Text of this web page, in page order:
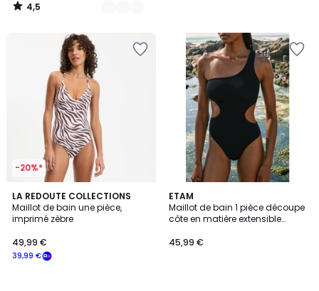
4,5
/
-20%*
LA REDOUTE COLLECTIONS
Maillot de bain une pièce,
imprimé zèbre
39,99 €
49,99 €
3,2
/ 5
ETAM
Maillot de bain 1 pièce découpe
côte en matière extensible
45,99 €